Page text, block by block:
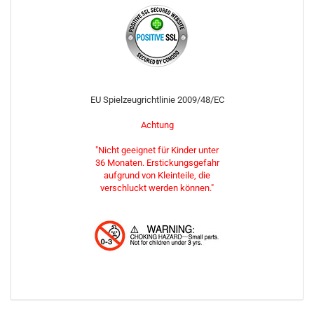
EU Spielzeugrichtlinie 2009/48/EC
Achtung
"Nicht geeignet für Kinder unter
36 Monaten. Erstickungsgefahr
aufgrund von Kleinteile, die
verschluckt werden können."